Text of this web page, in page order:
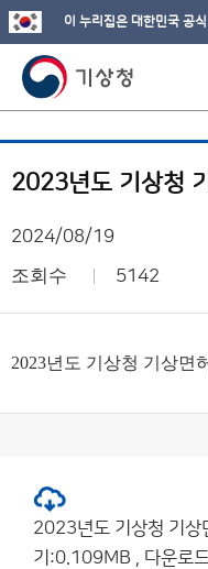
이 누리집은 대한민국 공
2023년도 기상청
2024/08/19
조회수 5142
2023년도 기상청 기상면
2023년도 기상청 기
기:0.109MB , 다운로